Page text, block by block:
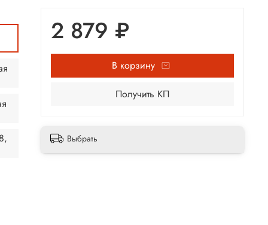
2 879 ₽
В корзину
Получить КП
Выбрать